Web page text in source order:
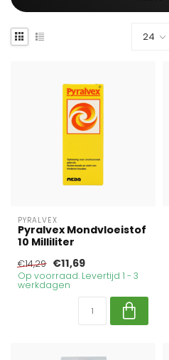
PYRALVEX
Pyralvex Mondvloeistof
10 Milliliter
€14,29 €11,69
Op voorraad. Levertijd 1 - 3
werkdagen